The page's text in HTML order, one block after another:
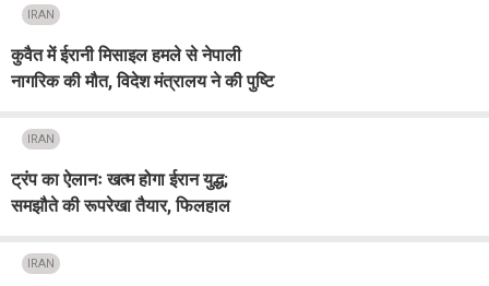
IRAN
कुवैत में ईरानी मिसाइल हमले से नेपाली
नागरिक की मौत, विदेश मंत्रालय ने की पुष्टि
IRAN
ट्रंप का ऐलानः खत्म होगा ईरान युद्ध;
समझौते की रूपरेखा तैयार, फिलहाल
IRAN